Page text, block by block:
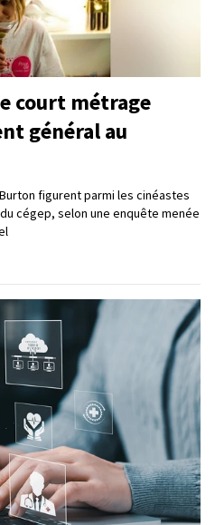
court métrage
général au
figurent parmi les cinéastes
cégep, selon une enquête menée